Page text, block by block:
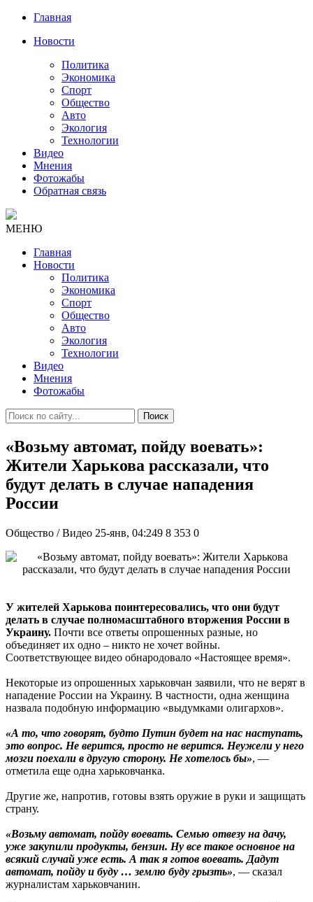
Главная
Новости
Политика
Экономика
Спорт
Общество
Авто
Экология
Технологии
Видео
Мнения
Фотожабы
Обратная связь
МЕНЮ
Главная
Новости
Политика
Экономика
Спорт
Общество
Авто
Экология
Технологии
Видео
Мнения
Фотожабы
Поиск
«Возьму автомат, пойду воевать»:
Жители Харькова рассказали, что
будут делать в случае нападения
России
Общество / Видео 25-янв, 04:249 8 353 0
У жителей Харькова поинтересовались, что они будут
делать в случае полномасштабного вторжения России в
Украину. Почти все ответы опрошенных разные, но
объединяет их одно – никто не хочет войны.
Соответствующее видео обнародовало «Настоящее время».
Некоторые из опрошенных харьковчан заявили, что не верят в
нападение России на Украину. В частности, одна женщина
назвала подобную информацию «выдумками олигархов».
«А то, что говорят, будто Путин будет на нас наступать,
это вопрос. Не верится, просто не верится. Неужели у него
мозги поехали в другую сторону. Не хотелось бы», —
отметила еще одна харьковчанка.
Другие же, напротив, готовы взять оружие в руки и защищать
страну.
«Возьму автомат, пойду воевать. Семью отвезу на дачу,
уже закупили продукты, бензин. Ну все такое основное на
всякий случай уже есть. А так я готов воевать. Дадут
автомат, пойду и буду … землю буду грызть», — сказал
журналистам харьковчанин.